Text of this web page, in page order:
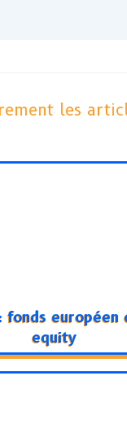
les
fonds européen
equity